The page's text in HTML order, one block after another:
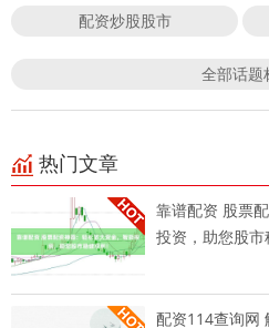
配资炒股股市
全部话题
热门文章
靠谱配资 股票
投资，助您股市
配资114查询网